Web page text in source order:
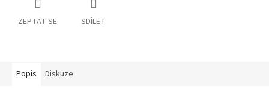
ZEPTAT SE SDÍLET
Popis Diskuze